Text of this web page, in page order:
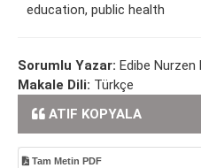
education, public health
Sorumlu Yazar: Edibe Nurzen
Makale Dili: Türkçe
ATIF KOPYALA
Tam Metin PDF